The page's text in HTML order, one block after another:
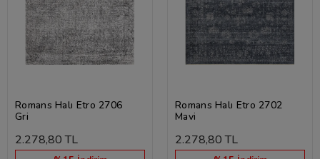
Romans Halı Etro 2706
Gri
2.278,80 TL
Romans Halı Etro 2702
Mavi
2.278,80 TL